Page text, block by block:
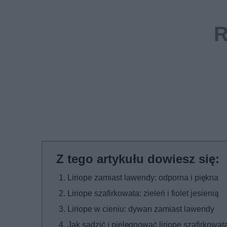
Liriope zamiast lawendy: odporna i piękna
Liriope szafirkowata: zieleń i fiolet jesienią
Liriope w cieniu: dywan zamiast lawendy
Jak sadzić i pielęgnować liriope